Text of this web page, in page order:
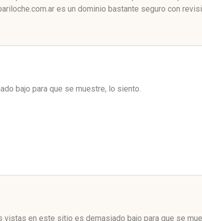
es un dominio bastante seguro con
bajo para que se muestre, lo siento.
vistas en este sitio es demasiado bajo para que se